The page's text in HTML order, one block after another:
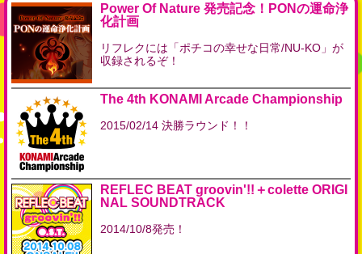
Power Of Nature 発売記念！PONの運命浄
化計画
リフレクには「ポチコの幸せな日常/NU-KO」が
収録されるぞ！
The 4th KONAMI Arcade Championship
2015/02/14 決勝ラウンド！！
REFLEC BEAT groovin'!!＋colette ORIGI
NAL SOUNDTRACK
2014/10/8発売！